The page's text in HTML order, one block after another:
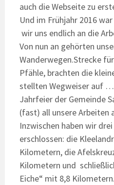
auch die Webseite zu
Und im Frühjahr 2016
wir uns endlich an die
Von nun an gehörten
Wanderwegen.Strecke
Pfähle, brachten die
stellten Wegweiser auf
Jahrfeier der Gemeinde
(fast) all unsere Arbeiten
Inzwischen haben wir
erschlossen: die
Kilometern, die
Kilometern und
Eiche“ mit 8,8 Kilometern.